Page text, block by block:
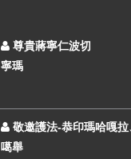
尊貴蔣寧仁波切
寧瑪
敬邀護法-恭印瑪哈嘎
噶舉